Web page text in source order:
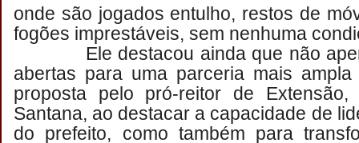
onde são jogados entulho, restos de
fogões imprestáveis, sem nenhuma
Ele destacou ainda que não
abertas para uma parceria mais
proposta pelo pró-reitor de Extensão,
Santana, ao destacar a capacidade de
do prefeito, como também para